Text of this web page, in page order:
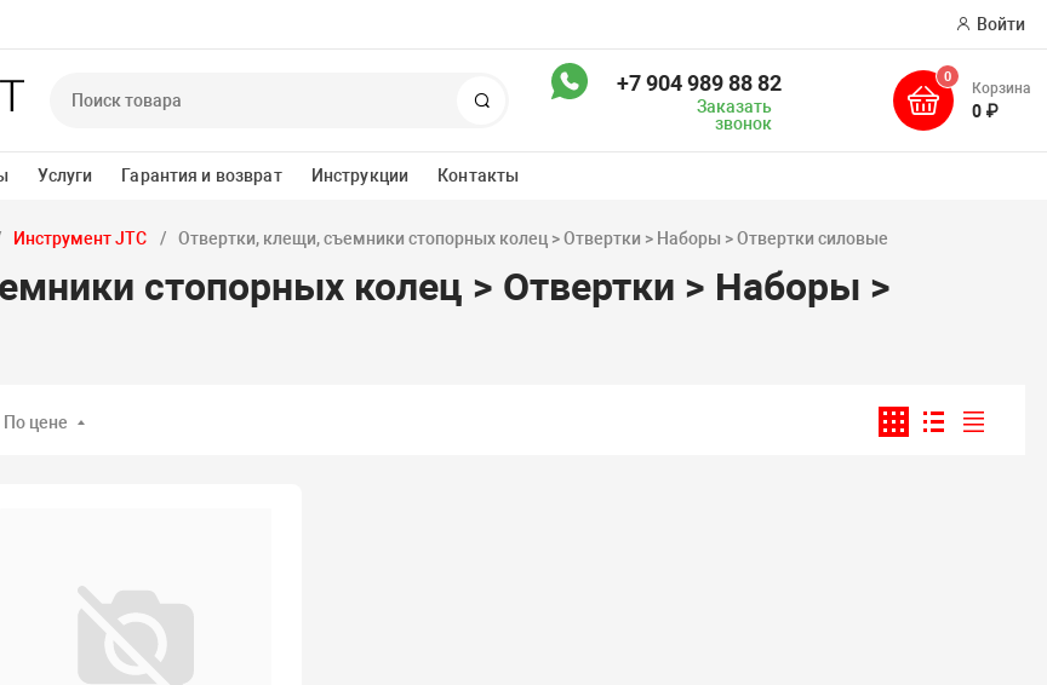
Войти
Поиск
+7 904 989 88 82
Заказать
звонок
0
Корзина
0 ₽
Услуги Гарантия и возврат Инструкции Контакты
Инструмент JTC Отвертки, клещи, съемники стопорных колец > Отвертки > Наборы > Отвертки силовые
стопорных колец > Отвертки > Наборы >
По цене